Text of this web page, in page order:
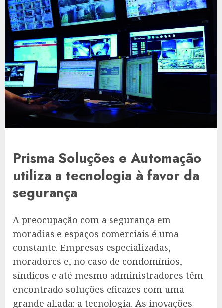
Prisma Soluções e Automação
utiliza a tecnologia à favor da
segurança
A preocupação com a segurança em
moradias e espaços comerciais é uma
constante. Empresas especializadas,
moradores e, no caso de condomínios,
síndicos e até mesmo administradores têm
encontrado soluções eficazes com uma
grande aliada: a tecnologia. As inovações